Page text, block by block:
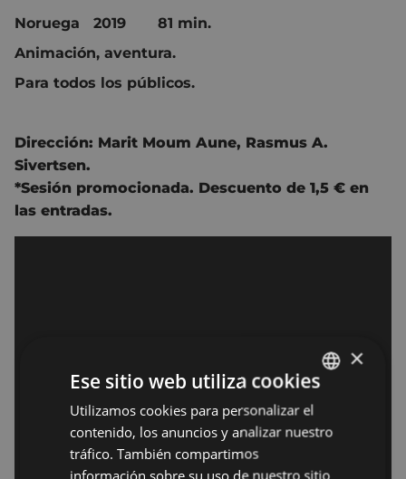
Noruega 2019 81 min.
Animación, aventura.
Para todos los públicos.
Dirección: Marit Moum Aune, Rasmus A.
Sivertsen.
*Sesión promocionada. Descuento de 1,5 € en
las entradas.
BASQUE
SPANISH
×
Ese sitio web utiliza cookies
Utilizamos cookies para personalizar el
contenido, los anuncios y analizar nuestro
tráfico. También compartimos
información sobre su uso de nuestro sitio